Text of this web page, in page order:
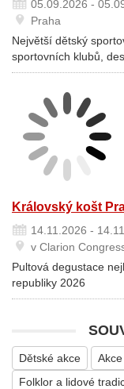
05.09.2026 -
Praha
Největší dětský
sportovních klubů,
Královský košt
14.11.2026 -
v Clarion
Pultová degustace
republiky 2026
Dětské akce
Folklor a lidové